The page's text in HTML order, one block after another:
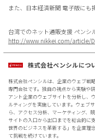
また、日本経済新聞 電子版にも
台湾でのネット通販支援 ペンシ
http://www.nikkei.com/article/
株式会社ペンシルにつ
株式会社ペンシルは、企業のウェブ戦
専門会社です。独自の視点から実験や
アント企業のウェブサイトを分析し、
ルティングを実施しています。ウェブ
ら、アクセス分析、マーケティング、
サイトの入口から出口までを総合的に
世界のビジネスを革新する」を企業理
て挑戦を続けています。